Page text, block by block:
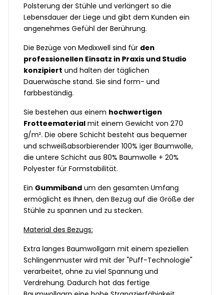
Polsterung der Stühle und verlängert so die
Lebensdauer der Liege und gibt dem Kunden ein
angenehmes Gefühl der Berührung.
Die Bezüge von Medixwell sind für den
professionellen Einsatz in Praxis und Studio
konzipiert und halten der täglichen
Dauerwäsche stand. Sie sind form- und
farbbeständig.
Sie bestehen aus einem hochwertigen
Frotteematerial mit einem Gewicht von 270
g/m². Die obere Schicht besteht aus bequemer
und schweißabsorbierender 100% iger Baumwolle,
die untere Schicht aus 80% Baumwolle + 20%
Polyester für Formstabilität.
Ein Gummiband um den gesamten Umfang
ermöglicht es Ihnen, den Bezug auf die Größe der
Stühle zu spannen und zu stecken.
Material des Bezugs:
Extra langes Baumwollgarn mit einem speziellen
Schlingenmuster wird mit der "Puff-Technologie"
verarbeitet, ohne zu viel Spannung und
Verdrehung. Dadurch hat das fertige